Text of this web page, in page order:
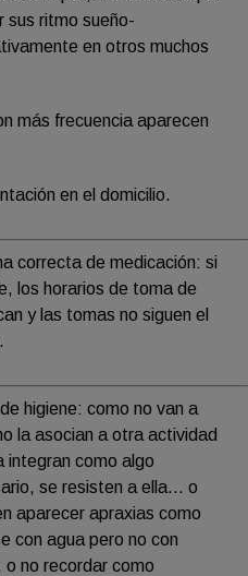
sus ritmo sueño-
en otros muchos
más frecuencia aparecen
en el domicilio.
correcta de medicación: si
los horarios de toma de
y las tomas no siguen el
higiene: como no van a
la asocian a otra actividad
integran como algo
se resisten a ella… o
aparecer apraxias como
con agua pero no con
o no recordar como